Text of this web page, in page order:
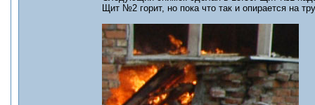
Щит №2 горит, но пока что так и опирается на